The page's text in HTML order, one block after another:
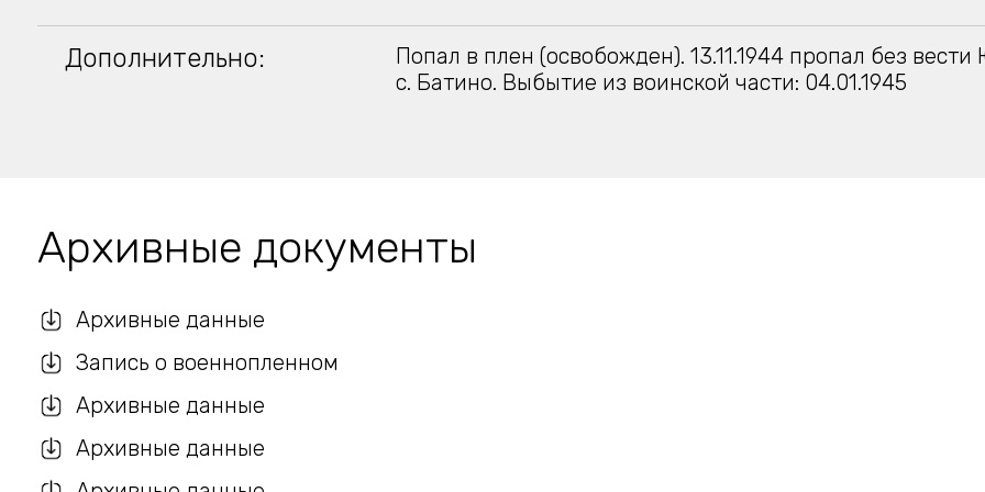
Дополнительно:
Попал в плен (освобожден). 13.11.1944 пропал без вести
с. Батино. Выбытие из воинской части: 04.01.1945
Архивные документы
Архивные данные
Запись о военнопленном
Архивные данные
Архивные данные